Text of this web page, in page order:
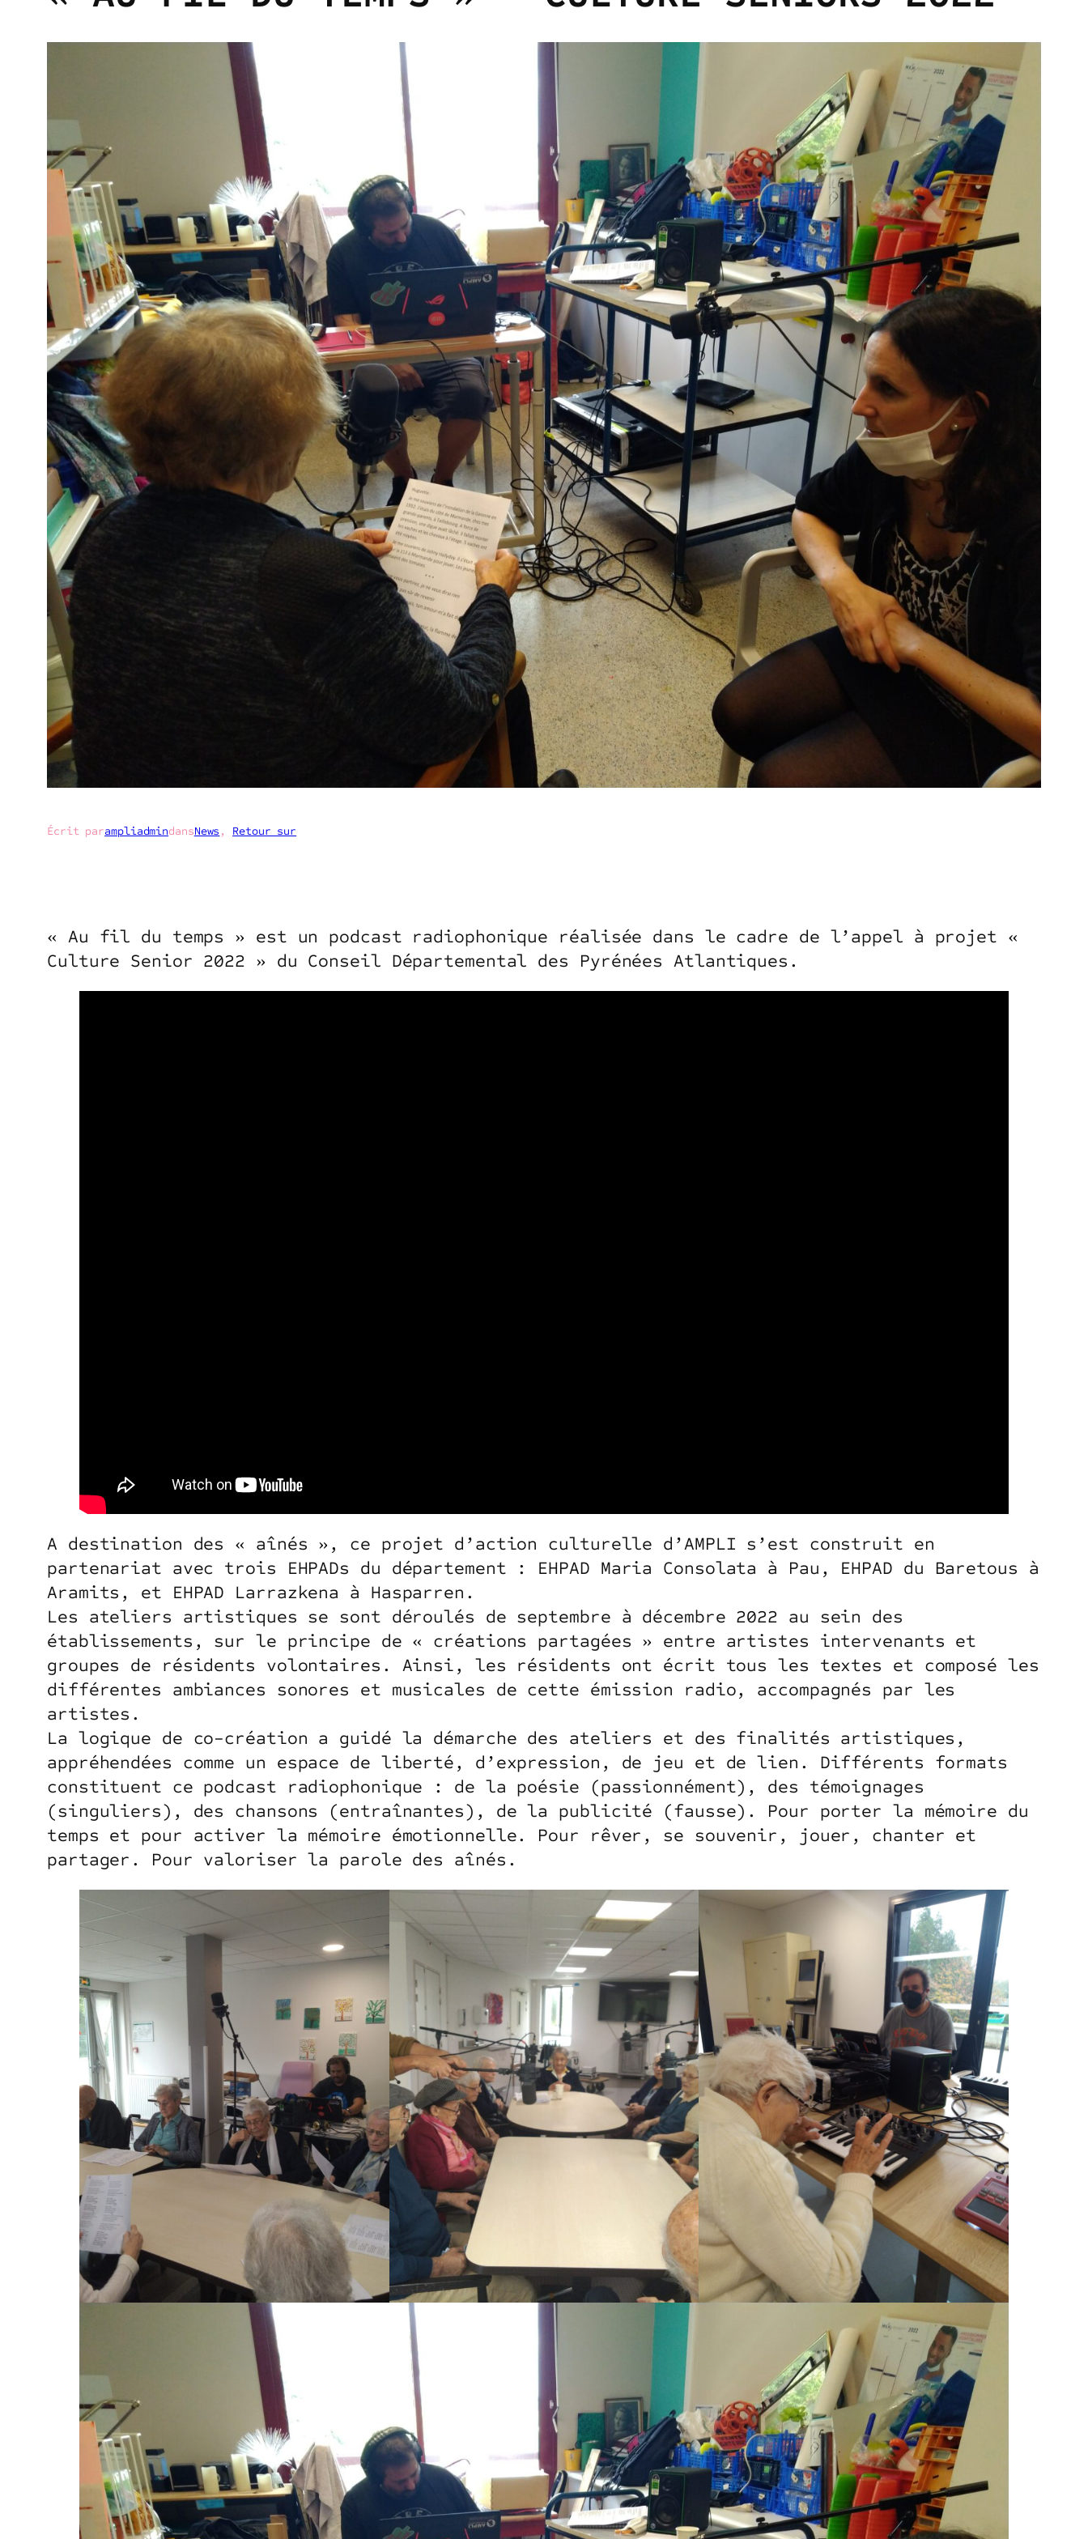
Écrit parampliadmindansNews , Retour sur
« Au fil du temps » est un podcast radiophonique réalisée dans le cadre de l’appel à projet «
Culture Senior 2022 » du Conseil Départemental des Pyrénées Atlantiques.
A destination des « aînés », ce projet d’action culturelle d’AMPLI s’est construit en
partenariat avec trois EHPADs du département : EHPAD Maria Consolata à Pau, EHPAD du Baretous à
Aramits, et EHPAD Larrazkena à Hasparren.
Les ateliers artistiques se sont déroulés de septembre à décembre 2022 au sein des
établissements, sur le principe de « créations partagées » entre artistes intervenants et
groupes de résidents volontaires. Ainsi, les résidents ont écrit tous les textes et composé les
différentes ambiances sonores et musicales de cette émission radio, accompagnés par les
artistes.
La logique de co-création a guidé la démarche des ateliers et des finalités artistiques,
appréhendées comme un espace de liberté, d’expression, de jeu et de lien. Différents formats
constituent ce podcast radiophonique : de la poésie (passionnément), des témoignages
(singuliers), des chansons (entraînantes), de la publicité (fausse). Pour porter la mémoire du
temps et pour activer la mémoire émotionnelle. Pour rêver, se souvenir, jouer, chanter et
partager. Pour valoriser la parole des aînés.